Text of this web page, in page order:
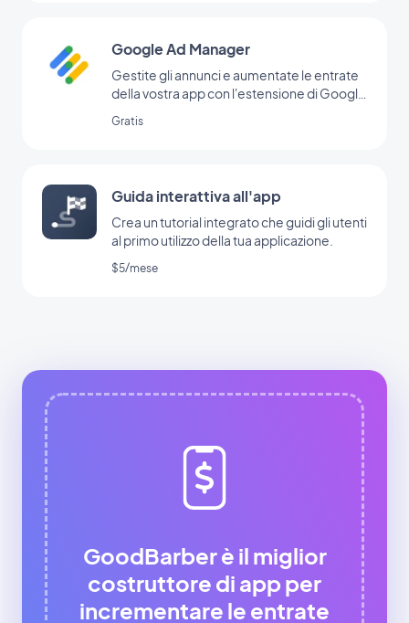
Google Ad Manager
Gestite gli annunci e aumentate le entrate
della vostra app con l'estensione di Google
Gratis
Guida interattiva all'app
Crea un tutorial integrato che guidi gli utenti
al primo utilizzo della tua applicazione.
$5/mese
GoodBarber è il miglior
costruttore di app per
incrementare le entrate